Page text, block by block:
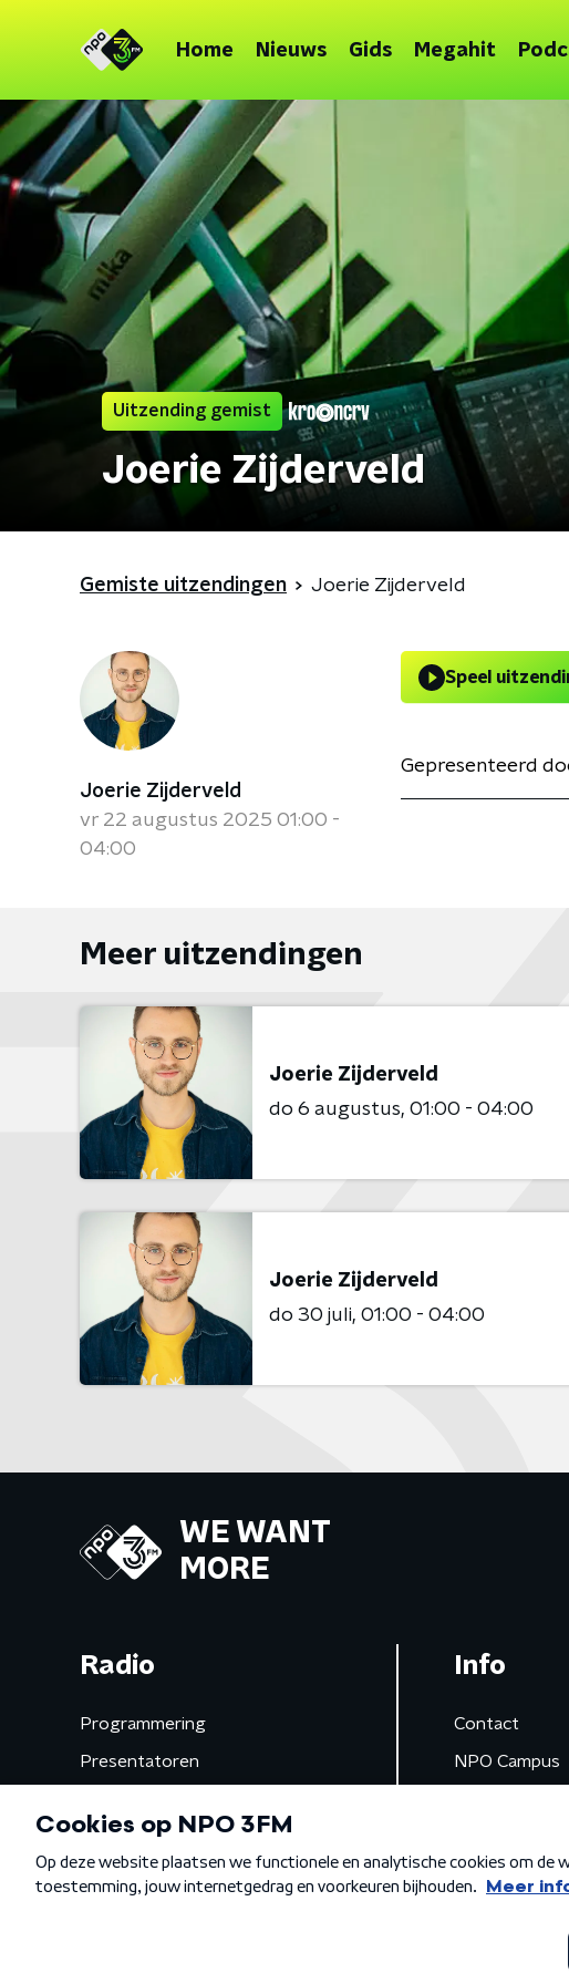
Home Nieuws Gids Megahit
Uitzending gemist
Joerie Zijderveld
Gemiste uitzendingen Joerie Zijderveld
Joerie Zijderveld
vr 22 augustus 2025 01:00 -
04:00
Speel
Gepresenteerd
Meer uitzendingen
Joerie Zijderveld
do 6 augustus 01:00 - 04:00
Joerie Zijderveld
do 30 juli 01:00 - 04:00
WE WANT
MORE
Radio
Programmering
Presentatoren
Gemist
Info
Contact
NPO Campus
Algemene voorwaarden Privacybeleid